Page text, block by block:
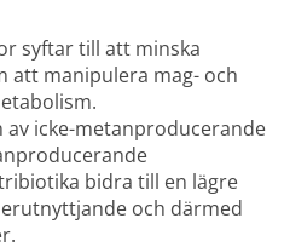
syftar till att minska
att manipulera mag- och
icke-metanproducerande
bidra till en lägre
och därmed